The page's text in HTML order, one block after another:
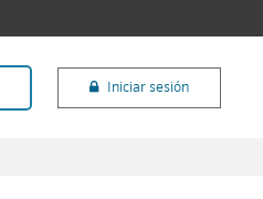
Iniciar sesión